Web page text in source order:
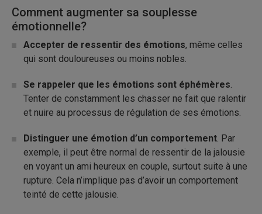
Comment augmenter sa souplesse
émotionnelle?
Accepter de ressentir des émotions, même celles
qui sont douloureuses ou moins nobles.
Se rappeler que les émotions sont éphémères.
Tenter de constamment les chasser ne fait que ralentir
et nuire au processus de régulation de ses émotions.
Distinguer une émotion d’un comportement. Par
exemple, il peut être normal de ressentir de la jalousie
en voyant un ami heureux en couple, surtout suite à une
rupture. Cela n’implique pas d’avoir un comportement
teinté de cette jalousie.